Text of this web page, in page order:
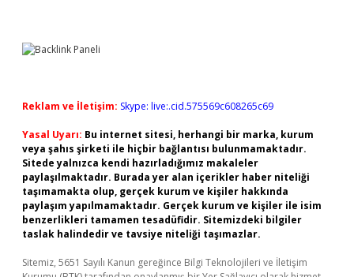
Reklam ve İletişim: Skype: live:.cid.575569c608265c69
Yasal Uyarı: Bu internet sitesi, herhangi bir marka, kurum
veya şahıs şirketi ile hiçbir bağlantısı bulunmamaktadır.
Sitede yalnızca kendi hazırladığımız makaleler
paylaşılmaktadır. Burada yer alan içerikler haber niteliği
taşımamakta olup, gerçek kurum ve kişiler hakkında
paylaşım yapılmamaktadır. Gerçek kurum ve kişiler ile isim
benzerlikleri tamamen tesadüfidir. Sitemizdeki bilgiler
taslak halindedir ve tavsiye niteliği taşımazlar.
Sitemiz, 5651 Sayılı Kanun gereğince Bilgi Teknolojileri ve İletişim